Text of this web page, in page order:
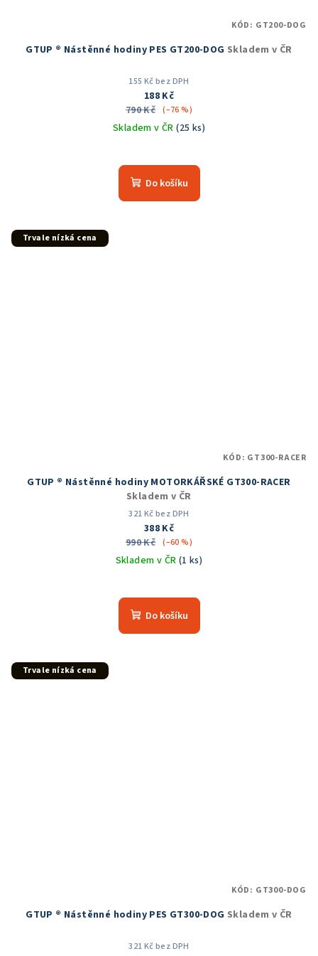
GTUP ® Nástěnné hodiny PES GT200-DOG Skladem v ČR
155 Kč bez DPH
188 Kč
790 Kč (–76 %)
Skladem v ČR(25 ks)
hodnocení
produktu
Do košíku
KÓD: GT200-DOG
Trvale nízká cena
GTUP ® Nástěnné hodiny MOTORKÁŘSKÉ GT300-RACER
Skladem v ČR
321 Kč bez DPH
388 Kč
990 Kč (–60 %)
Skladem v ČR (1 ks)
hodnocení
produktu
Do košíku
KÓD: GT300-RACER
Trvale nízká cena
GTUP ® Nástěnné hodiny PES GT300-DOG Skladem v ČR
321 Kč bez DPH
KÓD: GT300-DOG